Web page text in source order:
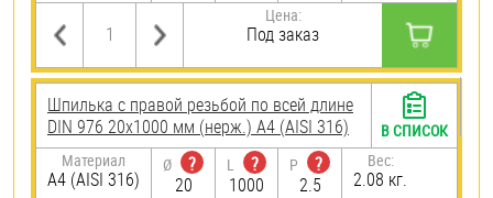
Цена:
Под заказ
Шпилька с правой резьбой по всей длине
DIN 976 20х1000 мм (нерж.) A4 (AISI 316)
Материал
A4 (AISI 316)
Ø
?
20
L
?
1000
P
?
2.5
Вес:
2.08 кг.
В СПИСОК